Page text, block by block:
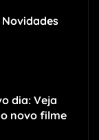
dia: Veja
novo filme